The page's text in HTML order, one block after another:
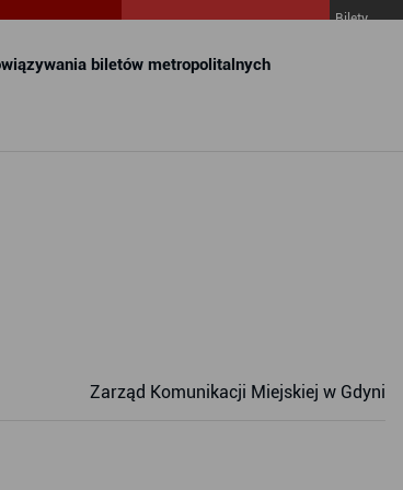
biletów metropolitalnych
Bilety
Zarząd Komunikacji Miejskiej w Gdyni